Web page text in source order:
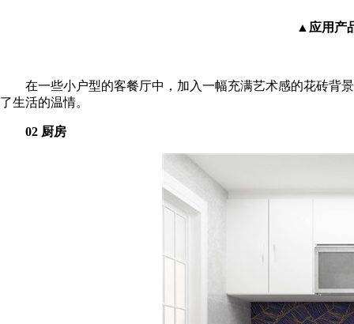
▲应用产
在一些小户型的客餐厅中，加入一幅充满艺术感的花砖背景
了生活的温情。
02 厨房